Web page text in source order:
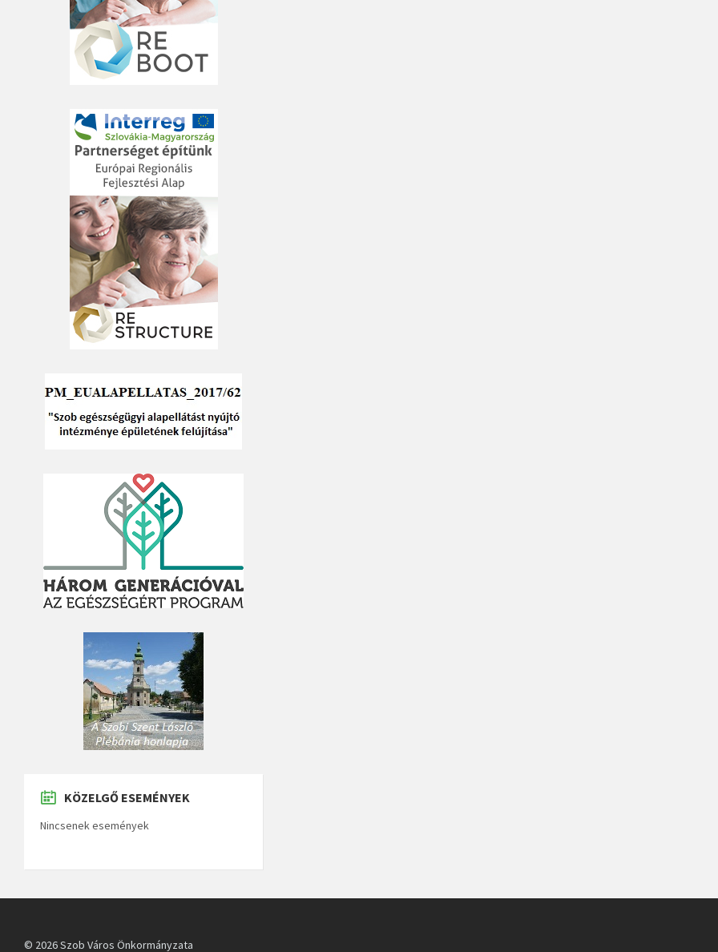
KÖZELGŐ ESEMÉNYEK
Nincsenek események
© 2026 Szob Város Önkormányzata